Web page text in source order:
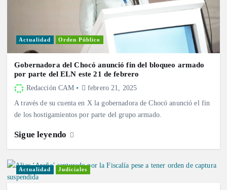
Actualidad Orden Público
Gobernadora del Chocó anunció fin del bloqueo armado
por parte del ELN este 21 de febrero
Redacción CAM febrero 21, 2025
A través de su cuenta en X la gobernadora de Chocó anunció el fin
de los hostigamientos por parte del grupo armado.
Sigue leyendo
Actualidad Judiciales